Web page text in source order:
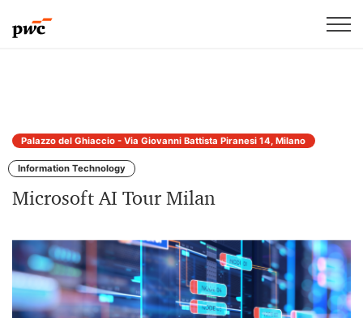
Palazzo del Ghiaccio - Via Giovanni Battista Piranesi 14, Milano
Information Technology
Microsoft AI Tour Milan